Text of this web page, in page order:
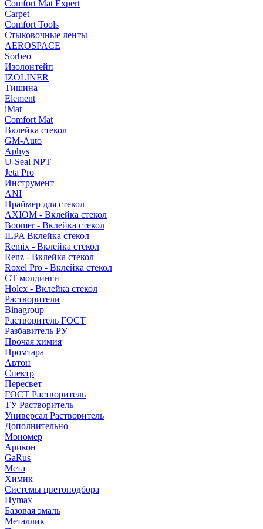
Comfort Mat Expert
Carpet
Comfort Tools
Стыковочные ленты
AEROSPACE
Sorbeo
Изолонтейп
IZOLINER
Тишина
Element
iMat
Comfort Mat
Вклейка стекол
GM-Auto
Aphys
U-Seal NPT
Jeta Pro
Инструмент
ANI
Праймер для стекол
AXIOM - Вклейка стекол
Boomer - Вклейка стекол
ILPA Вклейка стекол
Remix - Вклейка стекол
Renz - Вклейка стекол
Roxel Pro - Вклейка стекол
СТ молдинги
Holex - Вклейка стекол
Растворители
Binagroup
Растворитель ГОСТ
Разбавитель РУ
Прочая химия
Промтара
Автон
Спектр
Пересвет
ГОСТ Растворитель
ТУ Растворитель
Универсал Растворитель
Дополнительно
Мономер
Арикон
GaRus
Мета
Химик
Системы цветоподбора
Hymax
Базовая эмаль
Металлик